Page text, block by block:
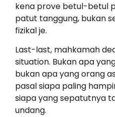
kena prove betul-betul
patut tanggung, bukan
fizikal je.
Last-last, mahkamah
situation. Bukan apa
bukan apa yang orang
pasal siapa paling
siapa yang sepatutnya
undang.